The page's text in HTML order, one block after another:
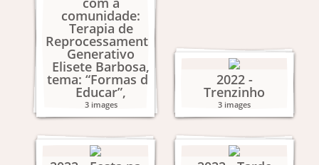
comunidade:
Terapia de
Reprocessamento
Generativo
Elisete Barbosa,
tema: “Formas de
Educar”,
3 images
2022 -
Trenzinho
3 images